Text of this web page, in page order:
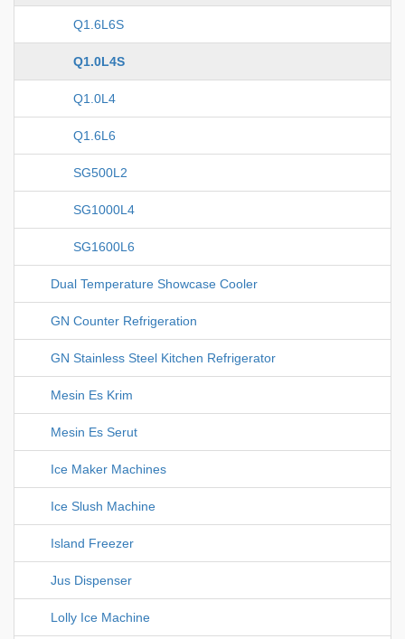
Q1.6L6S
Q1.0L4S
Q1.0L4
Q1.6L6
SG500L2
SG1000L4
SG1600L6
Dual Temperature Showcase Cooler
GN Counter Refrigeration
GN Stainless Steel Kitchen Refrigerator
Mesin Es Krim
Mesin Es Serut
Ice Maker Machines
Ice Slush Machine
Island Freezer
Jus Dispenser
Lolly Ice Machine